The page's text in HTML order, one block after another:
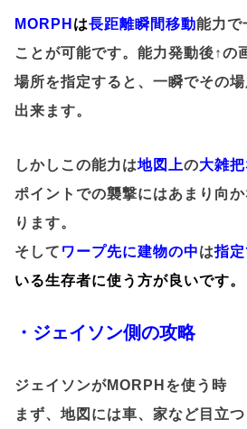
MORPH は長距離瞬間移動能力で
ことが可能です。能力発動後↑の
場所を指定すると、一瞬でその
出来ます。
しかしこの能力は地図上の大雑
ポイントでの襲撃にはあまり向
ります。
そして ワープ先に建物の中は指
いる生存者に使う方が良いです。
・ジェイソン側の攻略
ジェイソンがMORPHを使う時
まず、地図には車、家など目立